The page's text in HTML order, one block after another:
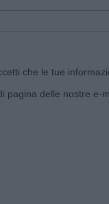
che le tue
pagina delle nostre e-